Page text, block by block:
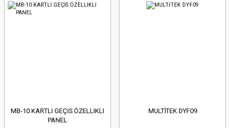
MB-10 KARTLI GEÇIS ÖZELLIKLI
PANEL
MULTİTEK DYF09